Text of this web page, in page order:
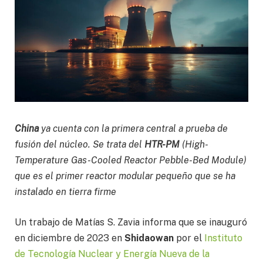
Chinaya cuenta con la primera central a prueba de
fusión del núcleo. Se trata del HTR-PM (High-
Temperature Gas-Cooled Reactor Pebble-Bed Module)
que es el primer reactor modular pequeño que se ha
instalado en tierra firme
Un trabajo de Matías S. Zavia informa que se inauguró
en diciembre de 2023 en Shidaowan por el Instituto
de Tecnología Nuclear y Energía Nueva de la